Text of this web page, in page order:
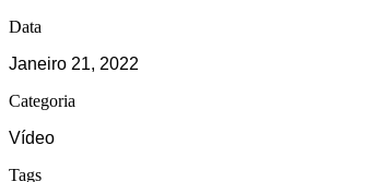
Data
Janeiro 21, 2022
Categoria
Vídeo
Tags